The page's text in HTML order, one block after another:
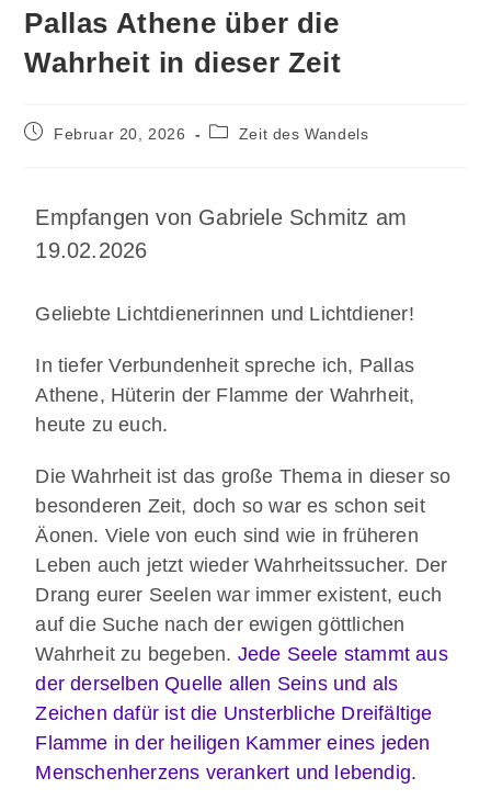
Pallas Athene über die
Wahrheit in dieser Zeit
Februar 20, 2026 Zeit des Wandels
Empfangen von Gabriele Schmitz am
19.02.2026
Geliebte Lichtdienerinnen und Lichtdiener!
In tiefer Verbundenheit spreche ich, Pallas
Athene, Hüterin der Flamme der Wahrheit,
heute zu euch.
Die Wahrheit ist das große Thema in dieser so
besonderen Zeit, doch so war es schon seit
Äonen. Viele von euch sind wie in früheren
Leben auch jetzt wieder Wahrheitssucher. Der
Drang eurer Seelen war immer existent, euch
auf die Suche nach der ewigen göttlichen
Wahrheit zu begeben. Jede Seele stammt aus
der derselben Quelle allen Seins und als
Zeichen dafür ist die Unsterbliche Dreifältige
Flamme in der heiligen Kammer eines jeden
Menschenherzens verankert und lebendig.